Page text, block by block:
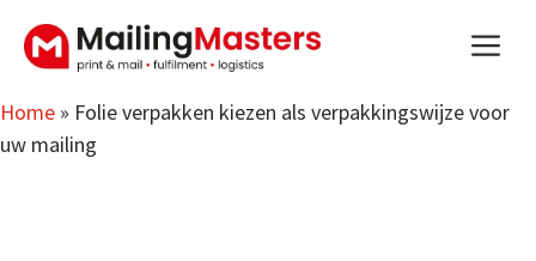
Home » Folie verpakken kiezen als verpakkingswijze voor
uw mailing